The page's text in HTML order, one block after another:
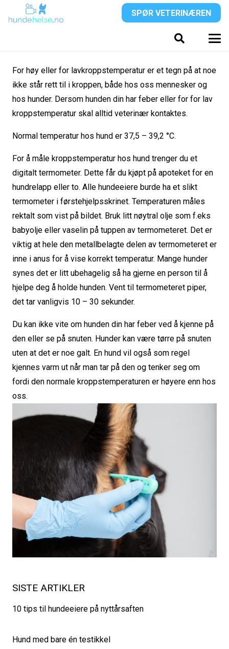
SPØR VETERINÆREN
For høy eller for lavkroppstemperatur er et tegn på at noe
ikke står rett til i kroppen, både hos oss mennesker og
hos hunder. Dersom hunden din har feber eller for for lav
kroppstemperatur skal alltid veterinær kontaktes.
Normal temperatur hos hund er 37,5 – 39,2 °C.
For å måle kroppstemperatur hos hund trenger du et
digitalt termometer. Dette får du kjøpt på apoteket for en
hundrelapp eller to. Alle hundeeiere burde ha et slikt
termometer i førstehjelpsskrinet. Temperaturen måles
rektalt som vist på bildet. Bruk litt nøytral olje som f.eks
babyolje eller vaselin på tuppen av termometeret. Det er
viktig at hele den metallbelagte delen av termometeret er
inne i anus for å vise korrekt temperatur. Mange hunder
synes det er litt ubehagelig så ha gjerne en person til å
hjelpe deg å holde hunden. Vent til termometeret piper,
det tar vanligvis 10 – 30 sekunder.
Du kan ikke vite om hunden din har feber ved å kjenne på
den eller se på snuten. Hunder kan være tørre på snuten
uten at det er noe galt. En hund vil også som regel
kjennes varm ut når man tar på den og tenker seg om
fordi den normale kroppstemperaturen er høyere enn hos
oss.
SISTE ARTIKLER
10 tips til hundeeiere på nyttårsaften
Hund med bare én testikkel